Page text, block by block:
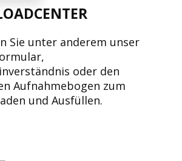
Sie unter anderem unser
oder den
Aufnahmebogen zum
und Ausfüllen.